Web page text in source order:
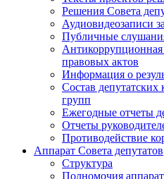
Решения Совета
Аудиовидеозаписи
Публичные
правовых актов
Информация о
Состав депутатских
групп
Ежегодные отчеты
Отчеты
Противодействие
Аппарат Совета депутатов
Структура
Полномочия